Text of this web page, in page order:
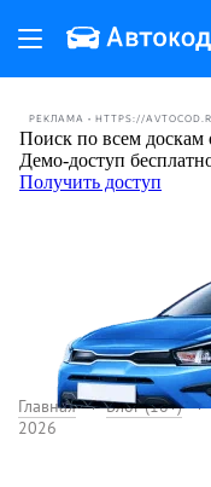
РЕКЛАМА • HTTPS://
Главная Блог (18+)
2026